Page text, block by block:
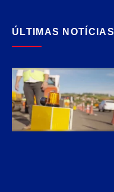
ÚLTIMAS NOTÍCIAS